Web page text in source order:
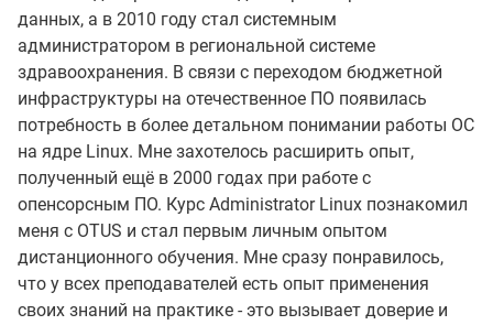
данных, а в 2010 году стал системным
администратором в региональной системе
здравоохранения. В связи с переходом бюджетной
инфраструктуры на отечественное ПО появилась
потребность в более детальном понимании работы ОС
на ядре Linux. Мне захотелось расширить опыт,
полученный ещё в 2000 годах при работе с
опенсорсным ПО. Курс Administrator Linux познакомил
меня с OTUS и стал первым личным опытом
дистанционного обучения. Мне сразу понравилось,
что у всех преподавателей есть опыт применения
своих знаний на практике - это вызывает доверие и